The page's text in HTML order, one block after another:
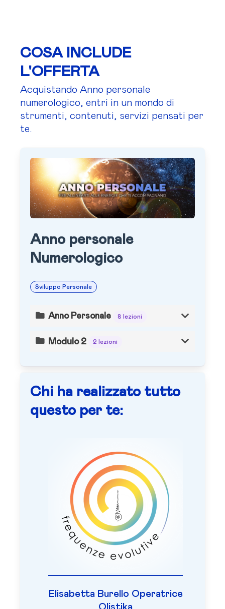
COSA INCLUDE
L'OFFERTA
Acquistando Anno personale
numerologico, entri in un mondo di
strumenti, contenuti, servizi pensati per
te.
Anno personale
Numerologico
Sviluppo Personale
Anno Personale 8 lezioni
Modulo 2 2 lezioni
Chi ha realizzato tutto
questo per te:
Elisabetta Burello Operatrice
Olistika